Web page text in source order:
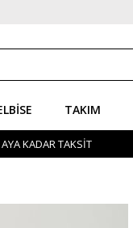
TAKIM
KADAR TAKSİT